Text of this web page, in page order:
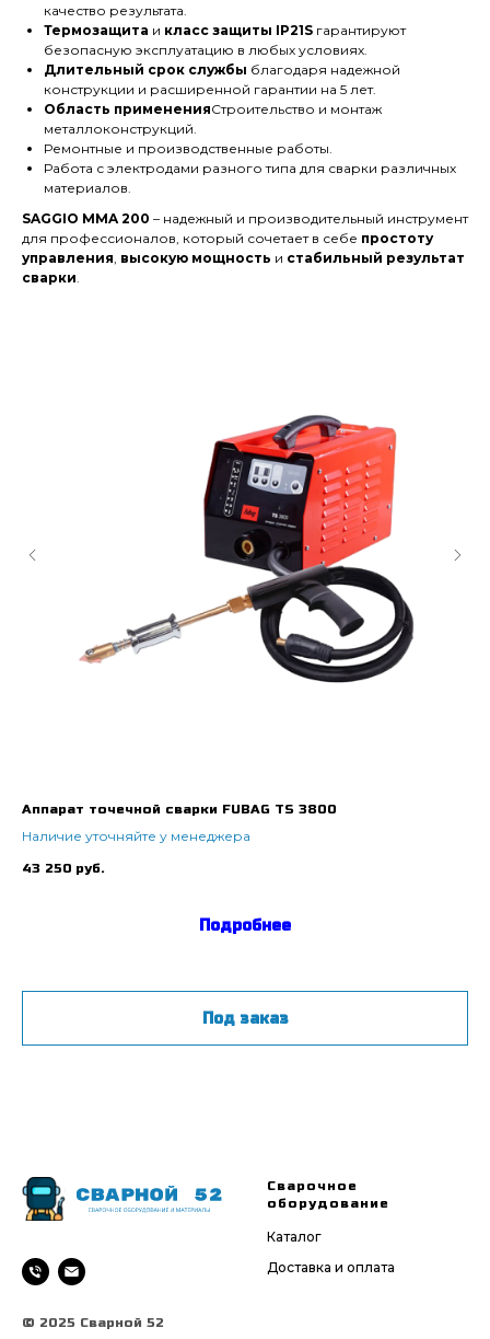
качество результата.
Термозащита и класс защиты IP21S гарантируют
безопасную эксплуатацию в любых условиях.
Длительный срок службы благодаря надежной
конструкции и расширенной гарантии на 5 лет.
Область примененияСтроительство и монтаж
металлоконструкций.
Ремонтные и производственные работы.
Работа с электродами разного типа для сварки различных
материалов.
SAGGIO MMA 200 – надежный и производительный инструмент
для профессионалов, который сочетает в себе простоту
управления высокую мощность и стабильный результат
сварки
Аппарат точечной сварки FUBAG TS 3800
Наличие уточняйте у менеджера
43 250 руб.
Подробнее
Под заказ
© 2025 Сварной 52
Сварочное
оборудование
Каталог
Доставка и оплата